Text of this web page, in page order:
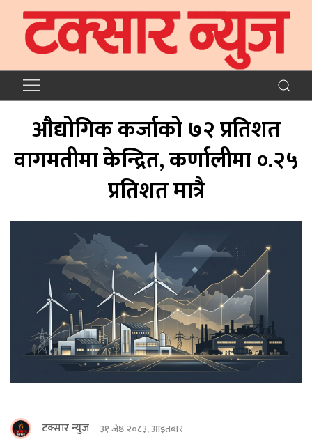
औद्योगिक कर्जाको ७२ प्रतिशत
वागमतीमा केन्द्रित, कर्णालीमा ०.२५
प्रतिशत मात्रै
टक्सार न्युज ३१ जेष्ठ २०८३, आइतबार